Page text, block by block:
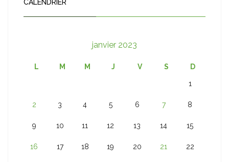
CALENDRIER
janvier 2023
L M M J V S D
1
2 3 4 5 6 7 8
9 10 11 12 13 14 15
16 17 18 19 20 21 22